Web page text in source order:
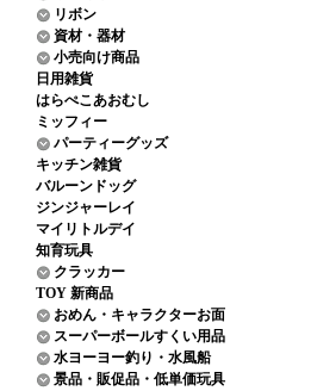
リボン
資材・器材
小売向け商品
日用雑貨
はらぺこあおむし
ミッフィー
パーティーグッズ
キッチン雑貨
バルーンドッグ
ジンジャーレイ
マイリトルデイ
知育玩具
クラッカー
TOY 新商品
おめん・キャラクターお面
スーパーボールすくい用品
水ヨーヨー釣り・水風船
景品・販促品・低単価玩具